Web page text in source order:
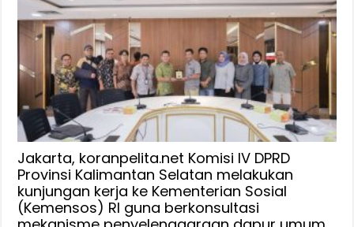
DPRD
Kalsel
ke
Jakarta
Bahas
Dapur
Umum
Penanggulangan
Bencana,
Bambang
:
SK
Jakarta, koranpelita.net Komisi IV DPRD
Provinsi Kalimantan Selatan melakukan
kunjungan kerja ke Kementerian Sosial
(Kemensos) RI guna berkonsultasi